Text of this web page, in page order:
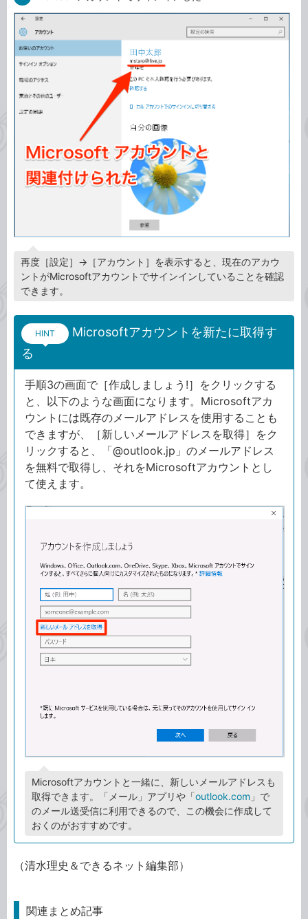
再度［設定］→［アカウント］を表示すると、現在のアカウ
ントがMicrosoftアカウントでサインインしていることを確認
できます。
HINT
Microsoftアカウントを新たに取得す
る
手順3の画面で［作成しましょう!］をクリックする
と、以下のような画面になります。Microsoftアカ
ウントには既存のメールアドレスを使用することも
できますが、［新しいメールアドレスを取得］をク
リックすると、「@outlook.jp」のメールアドレス
を無料で取得し、それをMicrosoftアカウントとし
て使えます。
Microsoftアカウントと一緒に、新しいメールアドレスも
取得できます。「メール」アプリや「outlook.com 」で
のメール送受信に利用できるので、この機会に作成して
おくのがおすすめです。
（清水理史＆できるネット編集部）
関連まとめ記事